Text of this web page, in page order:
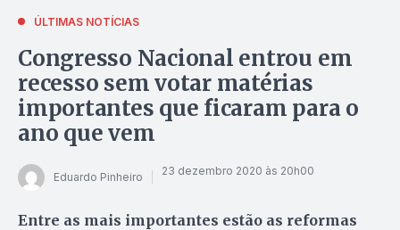
ÚLTIMAS NOTÍCIAS
Congresso Nacional entrou em
recesso sem votar matérias
importantes que ficaram para o
ano que vem
Eduardo Pinheiro 23 dezembro 2020 às 20h00
Entre as mais importantes estão as reformas